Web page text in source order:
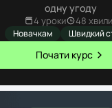
одну угоду
4 уроки 48
Новачкам Швидкий
Почати курс